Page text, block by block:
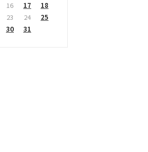
16 17
18
23 24
25
30 31